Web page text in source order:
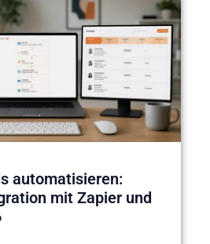
automatisieren:
mit Zapier und